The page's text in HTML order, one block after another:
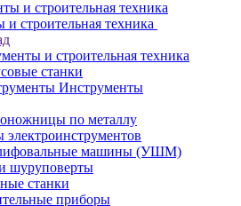
строительная техника
и строительная техника
станки
Инструменты
по металлу
электроинструментов
машины (УШМ)
шуруповерты
станки
приборы